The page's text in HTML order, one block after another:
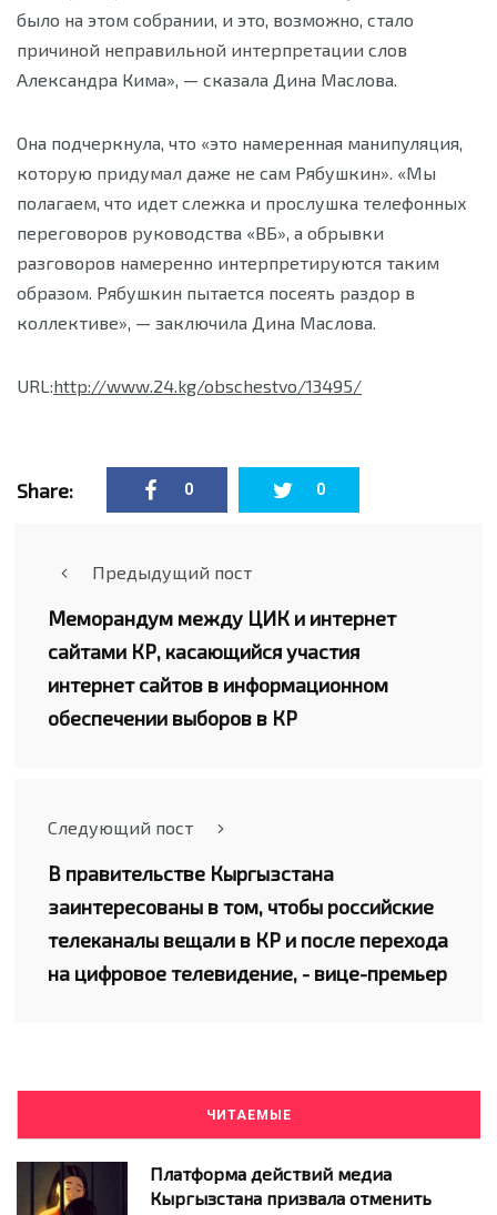
было на этом собрании, и это, возможно, стало
причиной неправильной интерпретации слов
Александра Кима», — сказала Дина Маслова.
Она подчеркнула, что «это намеренная манипуляция,
которую придумал даже не сам Рябушкин». «Мы
полагаем, что идет слежка и прослушка телефонных
переговоров руководства «ВБ», а обрывки
разговоров намеренно интерпретируются таким
образом. Рябушкин пытается посеять раздор в
коллективе», — заключила Дина Маслова.
URL:http://www.24.kg/obschestvo/13495/
Share: 0 0
Предыдущий пост
Меморандум между ЦИК и интернет
сайтами КР, касающийся участия
интернет сайтов в информационном
обеспечении выборов в КР
Следующий пост
В правительстве Кыргызстана
заинтересованы в том, чтобы российские
телеканалы вещали в КР и после перехода
на цифровое телевидение, - вице-премьер
ЧИТАЕМЫЕ
Платформа действий медиа
Кыргызстана призвала отменить